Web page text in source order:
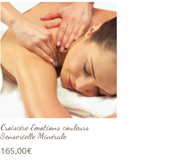
Croisière Emotions couleurs
Sensorielle Minérale
165,00€